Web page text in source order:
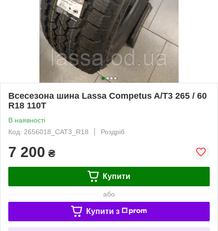
Всесезона шина Lassa Competus A/T3 265 / 60
R18 110T
В наявності
Код: 2656018_CAT3_R18
Роздріб
7 200 ₴
Купити
або
Купити з